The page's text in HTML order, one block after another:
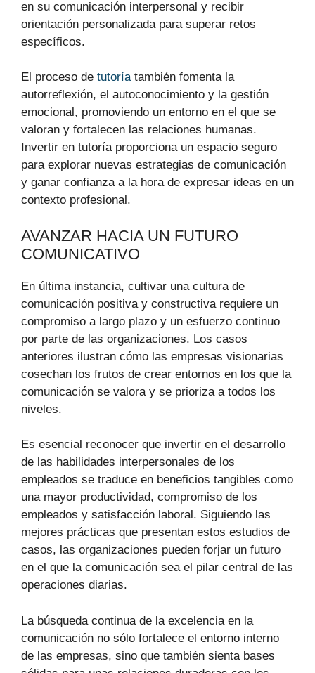
en su comunicación interpersonal y recibir
orientación personalizada para superar retos
específicos.
El proceso de tutoría también fomenta la
autorreflexión, el autoconocimiento y la gestión
emocional, promoviendo un entorno en el que se
valoran y fortalecen las relaciones humanas.
Invertir en tutoría proporciona un espacio seguro
para explorar nuevas estrategias de comunicación
y ganar confianza a la hora de expresar ideas en un
contexto profesional.
AVANZAR HACIA UN FUTURO
COMUNICATIVO
En última instancia, cultivar una cultura de
comunicación positiva y constructiva requiere un
compromiso a largo plazo y un esfuerzo continuo
por parte de las organizaciones. Los casos
anteriores ilustran cómo las empresas visionarias
cosechan los frutos de crear entornos en los que la
comunicación se valora y se prioriza a todos los
niveles.
Es esencial reconocer que invertir en el desarrollo
de las habilidades interpersonales de los
empleados se traduce en beneficios tangibles como
una mayor productividad, compromiso de los
empleados y satisfacción laboral. Siguiendo las
mejores prácticas que presentan estos estudios de
casos, las organizaciones pueden forjar un futuro
en el que la comunicación sea el pilar central de las
operaciones diarias.
La búsqueda continua de la excelencia en la
comunicación no sólo fortalece el entorno interno
de las empresas, sino que también sienta bases